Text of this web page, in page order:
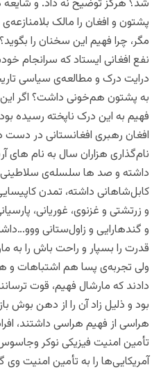
شد؟ هرگز توضیح نه داد. و شایعه
پشتون و افغان را مالک
مگر، چرا فهیم این سخنان را
نفع افغانی ایستاد که سرانجام
درایت درک و مطالعه‌ی سیاسی
به پشتون هم‌خونی داشت؟ اگر این
فهیم به این درک ناپخته رسیده
افغان رهبری افغانستانی در دست
نام‌گذاری هزاران سال به نام های
داشته و صد ها سلسله‌ی سلاطینی
کابل‌شاهانی داشته، تمدن کاپیسایی
و‌ زرتشتی و غزنوی، غوریانی،
و گندهارایی و زاول‌ستانی
قدرت را بسپار و راحت باش را به
ولی تجربه‌ی پسا هم اشتباهات
دادند که مارشال فهیم، قوت
بود و ذلیل زاد آن را از دهن بوش
هراسی از فهیم هراسی داشتند،
تأمین امنیت فیزیکی نوکر
آمریکایی‌ها را به تأمین امنیت